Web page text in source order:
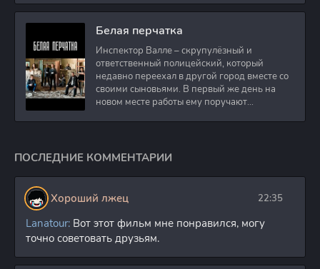
Белая перчатка
Инспектор Валле – скрупулёзный и
ответственный полицейский, который
недавно переехал в другой город вместе со
своими сыновьями. В первый же день на
новом месте работы ему поручают
ПОСЛЕДНИЕ КОММЕНТАРИИ
Хороший лжец 22:35
Lanatour: Вот этот фильм мне понравился, могу
точно советовать друзьям.